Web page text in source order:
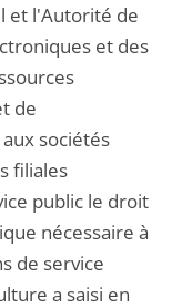
et l'Autorité de
et des
de
sociétés
filiales
public le droit
nécessaire à
de service
a saisi en